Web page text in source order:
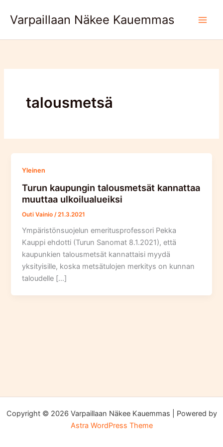
Varpaillaan Näkee Kauemmas
talousmetsä
Yleinen
Turun kaupungin talousmetsät kannattaa
muuttaa ulkoilualueiksi
Outi Vainio /21.3.2021
Ympäristönsuojelun emeritusprofessori Pekka
Kauppi ehdotti (Turun Sanomat 8.1.2021), että
kaupunkien talousmetsät kannattaisi myydä
yksityisille, koska metsätulojen merkitys on kunnan
taloudelle […]
Copyright © 2026 Varpaillaan Näkee Kauemmas | Powered by
Astra WordPress Theme